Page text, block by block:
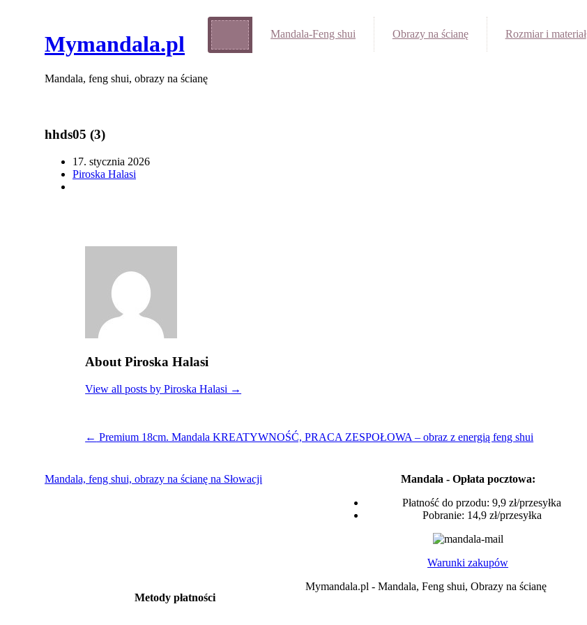
Mymandala.pl
Mandala, feng shui, obrazy na ścianę
Mandala-Feng shui
Obrazy na ścianę Rozmiar i materiał
hhds05 (3)
17. stycznia 2026
Piroska Halasi
About Piroska Halasi
View all posts by Piroska Halasi →
← Premium 18cm. Mandala KREATYWNOŚĆ, PRACA ZESPOŁOWA – obraz z energią feng shui
Mandala, feng shui, obrazy na ścianę na Słowacji
Mandala - Opłata pocztowa:
Płatność do przodu: 9,9 zł/przesyłka
Pobranie: 14,9 zł/przesyłka
Warunki zakupów
Metody płatności
Mymandala.pl - Mandala, Feng shui, Obrazy na ścianę